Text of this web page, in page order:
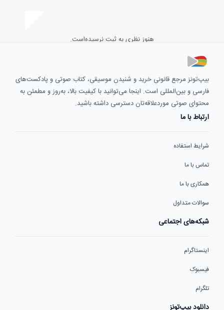
هنوز نظری به ثبت نرسیده‌است.
بیپ‌تونز مرجع قانونی خرید و شنیدن موسیقی، کتاب صوتی و پادکست‌های
فارسی و بین‌المللی است. اینجا می‌توانید با کیفیت بالا، به‌روز و مطمئن به
محتوای صوتی موردعلاقه‌تان دسترسی داشته باشید.
ارتباط با ما
شرایط استفاده
تماس با ما
همکاری با ما
سوالات متداول
شبکه‌های اجتماعی
اینستاگرام
فیسبوک
تلگرام
دانلود بیپ‌تونز